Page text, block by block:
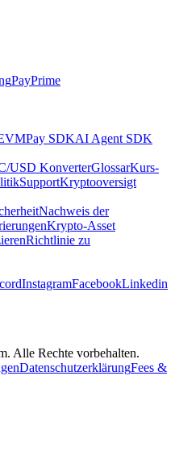
PayPrime
Pay SDKAI Agent SDK
USD KonverterGlossarKurs-
SupportKryptooversigt
Nachweis der
Krypto-Asset
Richtlinie zu
InstagramFacebookLinkedin
Alle Rechte vorbehalten.
DatenschutzerklärungFees &